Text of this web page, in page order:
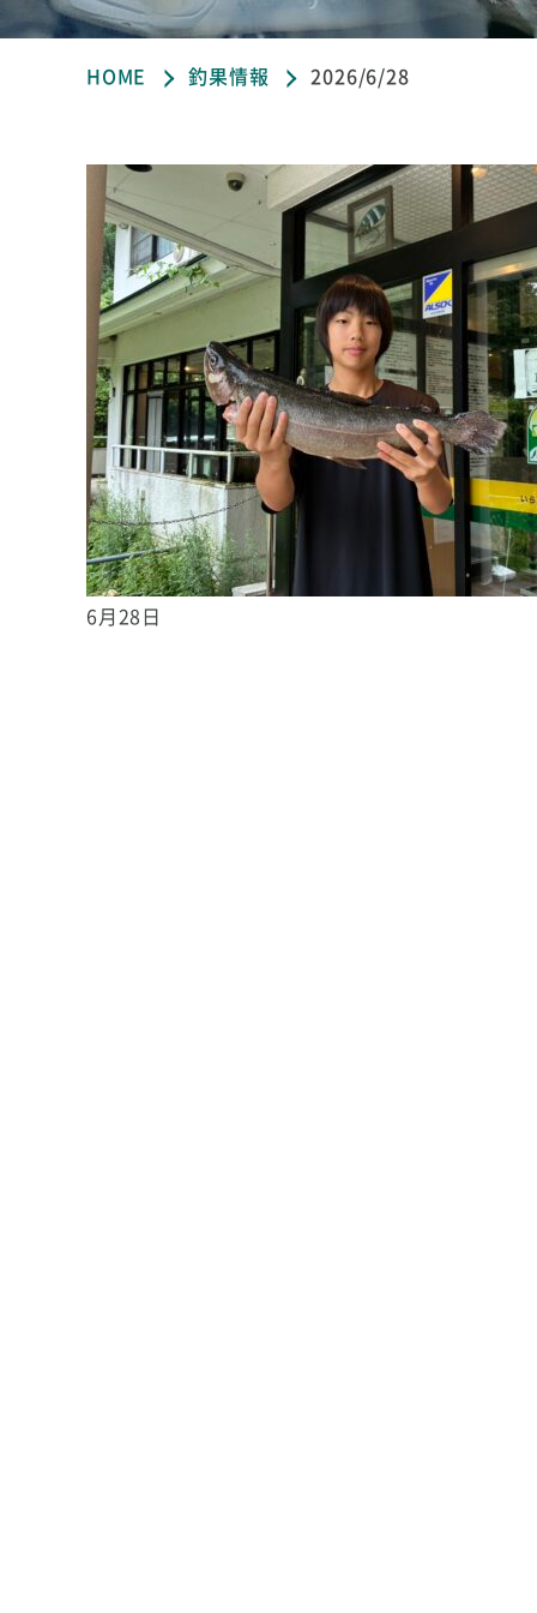
HOME 釣果情報 2026/6/28
6月28日